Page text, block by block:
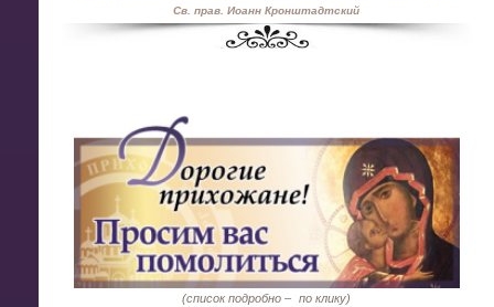
Св. прав. Иоанн Кронштадтский
(список подробно – по клику)